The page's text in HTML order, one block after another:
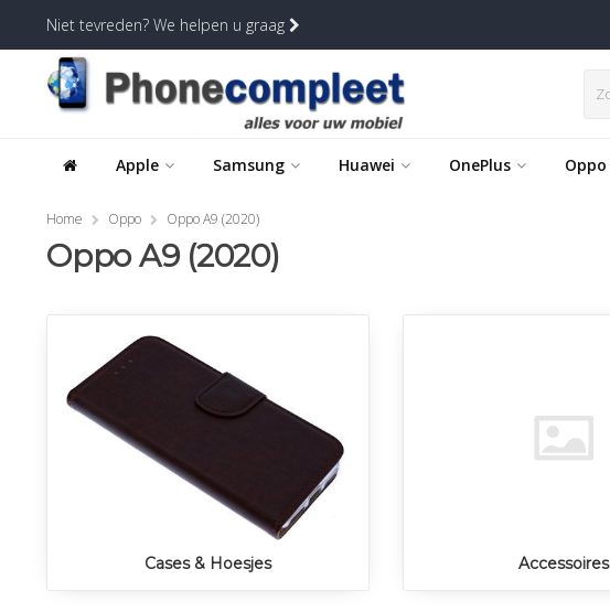
Niet tevreden? We helpen u graag
Apple Samsung Huawei OnePlus Oppo
Home Oppo Oppo A9 (2020)
Oppo A9 (2020)
Cases & Hoesjes Accessoires